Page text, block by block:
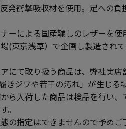
発衝撃吸収材を使用。足への
ーによる国産鞣しのレザーを
(東京浅草）で企画し製造されて
にて取り扱う商品は、弊社実店
きジワや若干の汚れ」が生じる
ら入荷した商品は検品を行い
。
の指定はできませんので予めご